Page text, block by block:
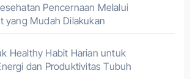
Pencernaan Melalui
yang Mudah Dilakukan
Healthy Habit Harian untuk
dan Produktivitas Tubuh